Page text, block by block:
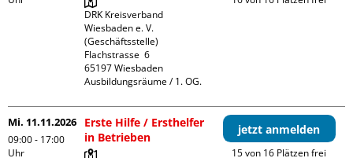
DRK Kreisverband
Wiesbaden e. V.
(Geschäftsstelle)
Flachstrasse  6
65197 Wiesbaden
Ausbildungsräume / 1. OG.
Mi. 11.11.2026
09:00 - 17:00
Uhr
Erste Hilfe / Ersthelfer
in Betrieben
jetzt anmelden
15 von 16 Plätzen frei